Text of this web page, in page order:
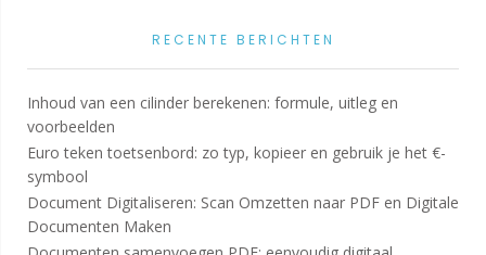
RECENTE BERICHTEN
Inhoud van een cilinder berekenen: formule, uitleg en
voorbeelden
Euro teken toetsenbord: zo typ, kopieer en gebruik je het €-
symbool
Document Digitaliseren: Scan Omzetten naar PDF en Digitale
Documenten Maken